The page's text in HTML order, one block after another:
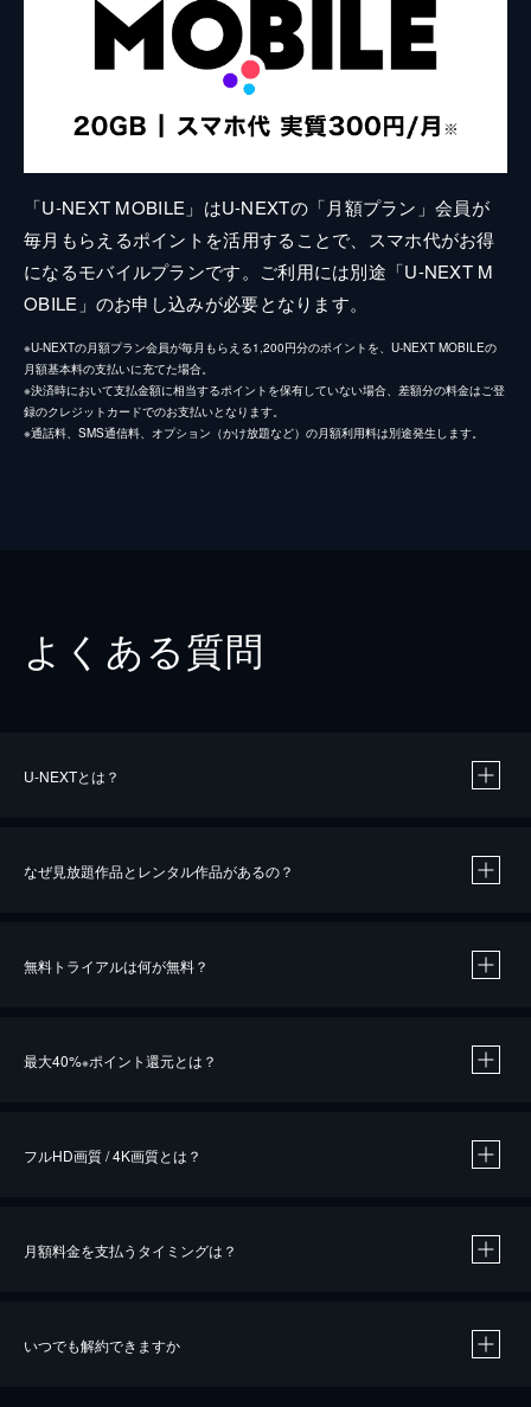
「U-NEXT MOBILE」はU-NEXTの「月額プラン」会員が
毎月もらえるポイントを活用することで、スマホ代がお得
になるモバイルプランです。ご利用には別途「U-NEXT M
OBILE」のお申し込みが必要となります。
※U-NEXTの月額プラン会員が毎月もらえる1,200円分のポイントを、U-NEXT MOBILEの
月額基本料の支払いに充てた場合。
※決済時において支払金額に相当するポイントを保有していない場合、差額分の料金はご登
録のクレジットカードでのお支払いとなります。
※通話料、SMS通信料、オプション（かけ放題など）の月額利用料は別途発生します。
よくある質問
U-NEXTとは？
なぜ見放題作品とレンタル作品があるの？
無料トライアルは何が無料？
最大40%※ポイント還元とは？
※40％ポイント還元の対象は、クレジットカード決済による作品の購入 / レンタルです。
フルHD画質 / 4K画質とは？
月額料金を支払うタイミングは？
いつでも解約できますか